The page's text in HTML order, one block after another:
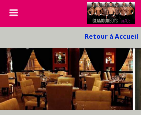
Retour à Accueil